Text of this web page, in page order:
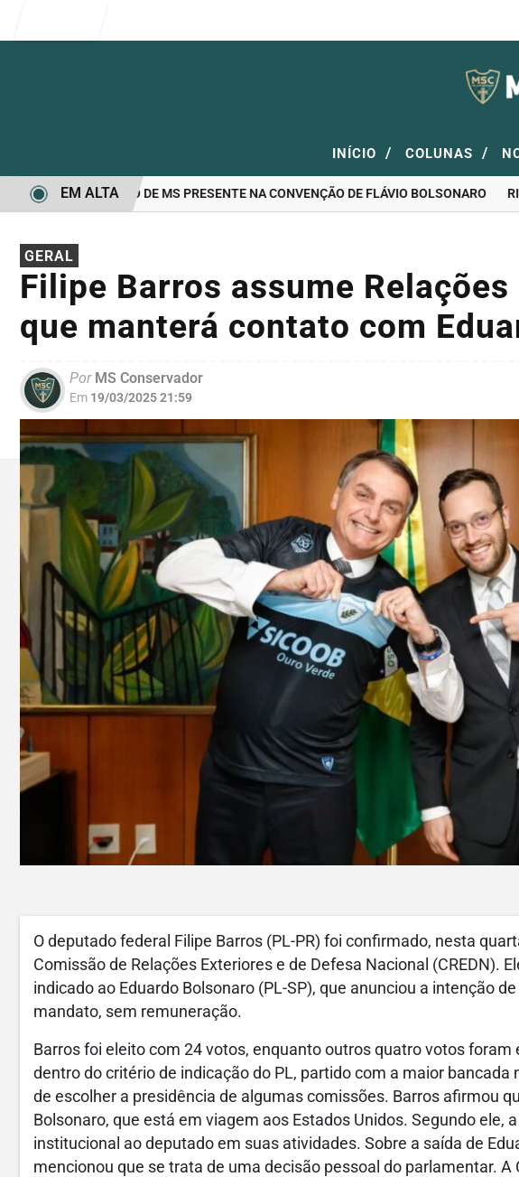
INÍCIO / COLUNAS /
A GOVERNO DE MS PRESENTE NA CONVENÇÃO DE FLÁVIO BOLSONARO
EM ALTA
GERAL
Filipe Barros assume
que manterá contato com
PorMS Conservador
Em 19/03/2025 21:59
O deputado federal Filipe Barros (PL-PR) foi confirmado, nesta
Comissão de Relações Exteriores e de Defesa Nacional (CREDN).
indicado ao Eduardo Bolsonaro (PL-SP), que anunciou a intenção
mandato, sem remuneração.
Barros foi eleito com 24 votos, enquanto outros quatro votos foram
dentro do critério de indicação do PL, partido com a maior bancada
de escolher a presidência de algumas comissões. Barros afirmou
Bolsonaro, que está em viagem aos Estados Unidos. Segundo ele,
institucional ao deputado em suas atividades. Sobre a saída de
mencionou que se trata de uma decisão pessoal do parlamentar. A